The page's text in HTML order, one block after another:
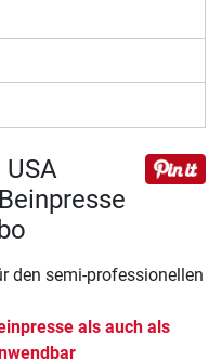
den semi-professionellen
als auch als